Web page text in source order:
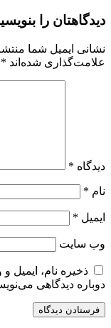
دیدگاهتان را
نشانی ایمیل شما
علامت‌گذاری شده‌اند *
دیدگاه *
نام *
ایمیل *
وب‌ سایت
ذخیره نام، ایمیل
دوباره دیدگاهی